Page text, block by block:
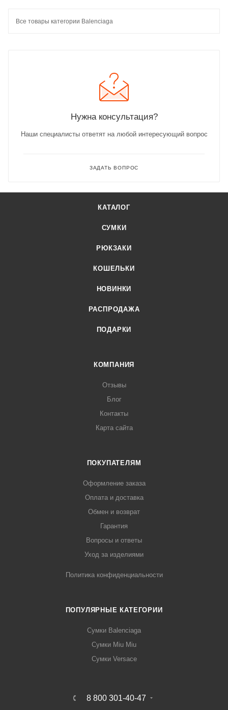
Все товары категории Balenciaga
Нужна консультация?
Наши специалисты ответят на любой интересующий вопрос
ЗАДАТЬ ВОПРОС
КАТАЛОГ
СУМКИ
РЮКЗАКИ
КОШЕЛЬКИ
НОВИНКИ
РАСПРОДАЖА
ПОДАРКИ
КОМПАНИЯ
Отзывы
Блог
Контакты
Карта сайта
ПОКУПАТЕЛЯМ
Оформление заказа
Оплата и доставка
Обмен и возврат
Гарантия
Вопросы и ответы
Уход за изделиями
Политика конфиденциальности
ПОПУЛЯРНЫЕ КАТЕГОРИИ
Сумки Balenciaga
Сумки Miu Miu
Сумки Versace
8 800 301-40-47